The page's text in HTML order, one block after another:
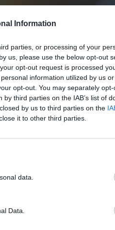
Information
parties, or processing of your
us, please use the below opt-out
opt-out request is processed
information utilized by us
opt-out. You may separately
third parties on the IAB’s list of
by us to third parties on the
it to other third parties.
data.
Data.